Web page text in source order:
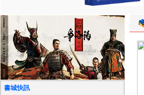
書城快訊